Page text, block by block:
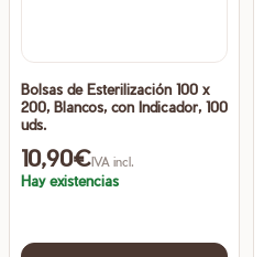
Bolsas de Esterilización 100 x
200, Blancos, con Indicador, 100
uds.
10,90€IVA incl.
Hay existencias